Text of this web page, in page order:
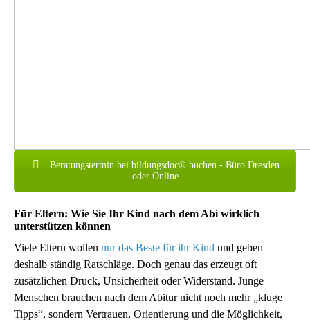
Beratungstermin bei bildungsdoc® buchen - Büro Dresden
oder Online
Für Eltern: Wie Sie Ihr Kind nach dem Abi wirklich
unterstützen können
Viele Eltern wollen nur das Beste für ihr Kind und geben
deshalb ständig Ratschläge. Doch genau das erzeugt oft
zusätzlichen Druck, Unsicherheit oder Widerstand. Junge
Menschen brauchen nach dem Abitur nicht noch mehr „kluge
Tipps“, sondern Vertrauen, Orientierung und die Möglichkeit,